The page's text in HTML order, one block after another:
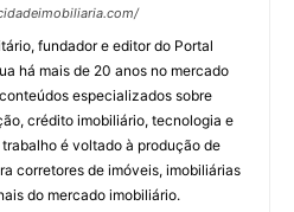
fundador e editor do Portal
há mais de 20 anos no mercado
especializados sobre
crédito imobiliário, tecnologia e
é voltado à produção de
corretores de imóveis, imobiliárias
do mercado imobiliário.